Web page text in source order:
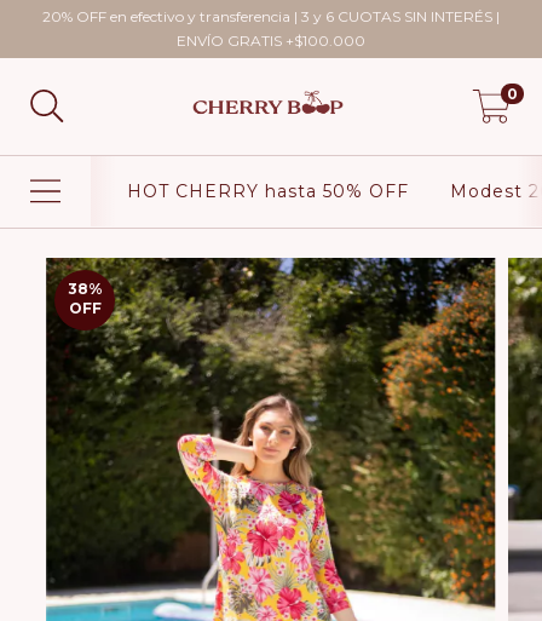
20% OFF en efectivo y transferencia | 3 y 6 CUOTAS SIN INTERÉS |
ENVÍO GRATIS +$100.000
0
HOT CHERRY hasta 50% OFF Modest
38%
OFF